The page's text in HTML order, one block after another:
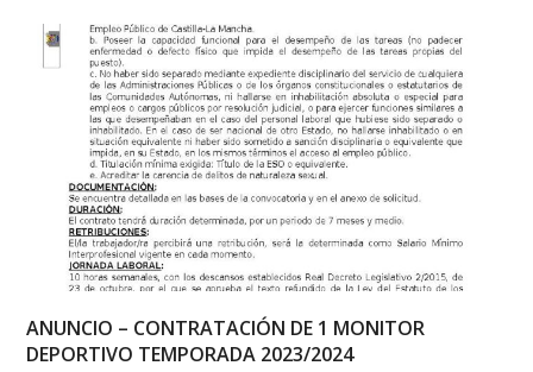
ANUNCIO – CONTRATACIÓN DE 1 MONITOR
DEPORTIVO TEMPORADA 2023/2024